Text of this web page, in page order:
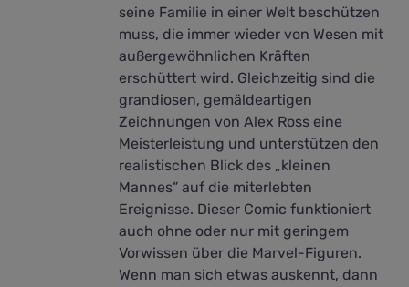
seine Familie in einer Welt beschützen
muss, die immer wieder von Wesen mit
außergewöhnlichen Kräften
erschüttert wird. Gleichzeitig sind die
grandiosen, gemäldeartigen
Zeichnungen von Alex Ross eine
Meisterleistung und unterstützen den
realistischen Blick des „kleinen
Mannes“ auf die miterlebten
Ereignisse. Dieser Comic funktioniert
auch ohne oder nur mit geringem
Vorwissen über die Marvel-Figuren.
Wenn man sich etwas auskennt, dann